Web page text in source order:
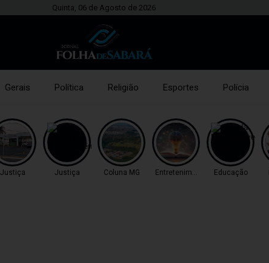
Quinta, 06 de Agosto de 2026
Gerais Política Religião Esportes Polícia
Justiça Justiça Coluna MG Entretenimento Educação